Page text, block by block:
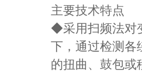
主要技术特点
◆采用扫频法对
下，通过检测各
的扭曲、鼓包或